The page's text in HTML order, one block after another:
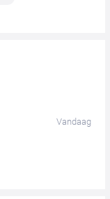
Vandaag